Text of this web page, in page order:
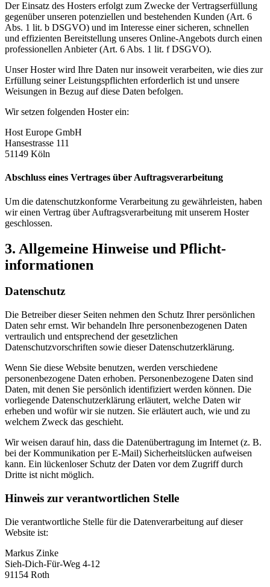
Der Einsatz des Hosters erfolgt zum Zwecke der Vertragserfüllung
gegenüber unseren potenziellen und bestehenden Kunden (Art. 6
Abs. 1 lit. b DSGVO) und im Interesse einer sicheren, schnellen
und effizienten Bereitstellung unseres Online-Angebots durch einen
professionellen Anbieter (Art. 6 Abs. 1 lit. f DSGVO).
Unser Hoster wird Ihre Daten nur insoweit verarbeiten, wie dies zur
Erfüllung seiner Leistungspflichten erforderlich ist und unsere
Weisungen in Bezug auf diese Daten befolgen.
Wir setzen folgenden Hoster ein:
Host Europe GmbH
Hansestrasse 111
51149 Köln
Abschluss eines Vertrages über Auftragsverarbeitung
Um die datenschutzkonforme Verarbeitung zu gewährleisten, haben
wir einen Vertrag über Auftragsverarbeitung mit unserem Hoster
geschlossen.
3. Allgemeine Hinweise und Pflicht­
informationen
Datenschutz
Die Betreiber dieser Seiten nehmen den Schutz Ihrer persönlichen
Daten sehr ernst. Wir behandeln Ihre personenbezogenen Daten
vertraulich und entsprechend der gesetzlichen
Datenschutzvorschriften sowie dieser Datenschutzerklärung.
Wenn Sie diese Website benutzen, werden verschiedene
personenbezogene Daten erhoben. Personenbezogene Daten sind
Daten, mit denen Sie persönlich identifiziert werden können. Die
vorliegende Datenschutzerklärung erläutert, welche Daten wir
erheben und wofür wir sie nutzen. Sie erläutert auch, wie und zu
welchem Zweck das geschieht.
Wir weisen darauf hin, dass die Datenübertragung im Internet (z. B.
bei der Kommunikation per E-Mail) Sicherheitslücken aufweisen
kann. Ein lückenloser Schutz der Daten vor dem Zugriff durch
Dritte ist nicht möglich.
Hinweis zur verantwortlichen Stelle
Die verantwortliche Stelle für die Datenverarbeitung auf dieser
Website ist:
Markus Zinke
Sieh-Dich-Für-Weg 4-12
91154 Roth